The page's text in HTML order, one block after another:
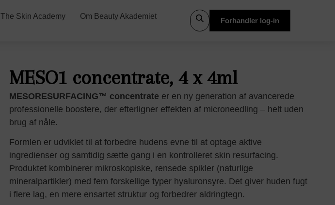
The Skin Academy Om Beauty Akademiet
Forhandler log-in
MESO1 concentrate, 4 x 4ml
MESORESURFACING™ concentrate er en ny generation af avancerede
professionelle boostere, der efterligner effekten af microneedling – helt uden
brug af nåle.
Formlen er udviklet til at forbedre hudens evne til at optage aktive
ingredienser og samtidig sætte gang i en kontrolleret skin resurfacing.
Produktet kombinerer mikroskopiske, rensede spikler (naturlige
mineralpartikler) med fem forskellige typer hyaluronsyre. Det giver huden fugt
i flere lag, en mere ensartet struktur og forbedrer aldringtegn.